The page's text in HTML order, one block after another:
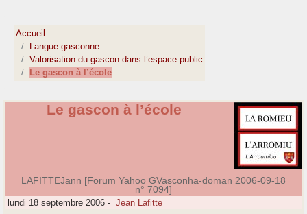
Accueil
Langue gasconne
Valorisation du gascon dans l’espace public
Le gascon à l’école
Le gascon à l’école
LAFITTEJann [Forum Yahoo GVasconha-doman 2006-09-18
n° 7094]
lundi 18 septembre 2006 - Jean Lafitte